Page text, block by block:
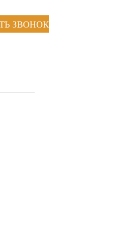
ЗВОНОК